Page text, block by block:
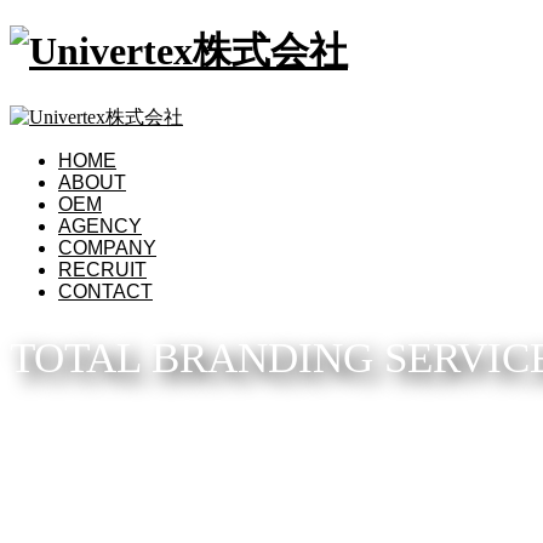
HOME
ABOUT
OEM
AGENCY
COMPANY
RECRUIT
CONTACT
TOTAL BRANDING